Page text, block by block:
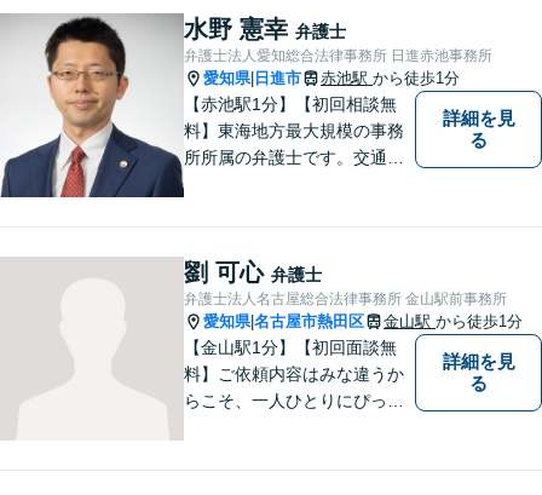
ることはございません。元警
察官の経験を活かした交通事
故事案対応もいたします。
水野 憲幸 弁護士
弁護士法人愛知総合法律事務所 日進赤池事務所
愛知県| 日進市 赤池駅 から徒歩1分
【赤池駅1分】【初回相談無
料】東海地方最大規模の事務
所所属の弁護士です。交通事
談対応も行っております。ま
ずは、お気軽にお電話くださ
い。
詳細を見
る
劉 可心 弁護士
弁護士法人名古屋総合法律事務所 金山駅前事務所
愛知県|名古屋市熱田区 金山駅 から徒歩1分
【金山駅1分】【初回面談無
料】ご依頼内容はみな違うか
らこそ、一人ひとりにぴった
詳細を見
る